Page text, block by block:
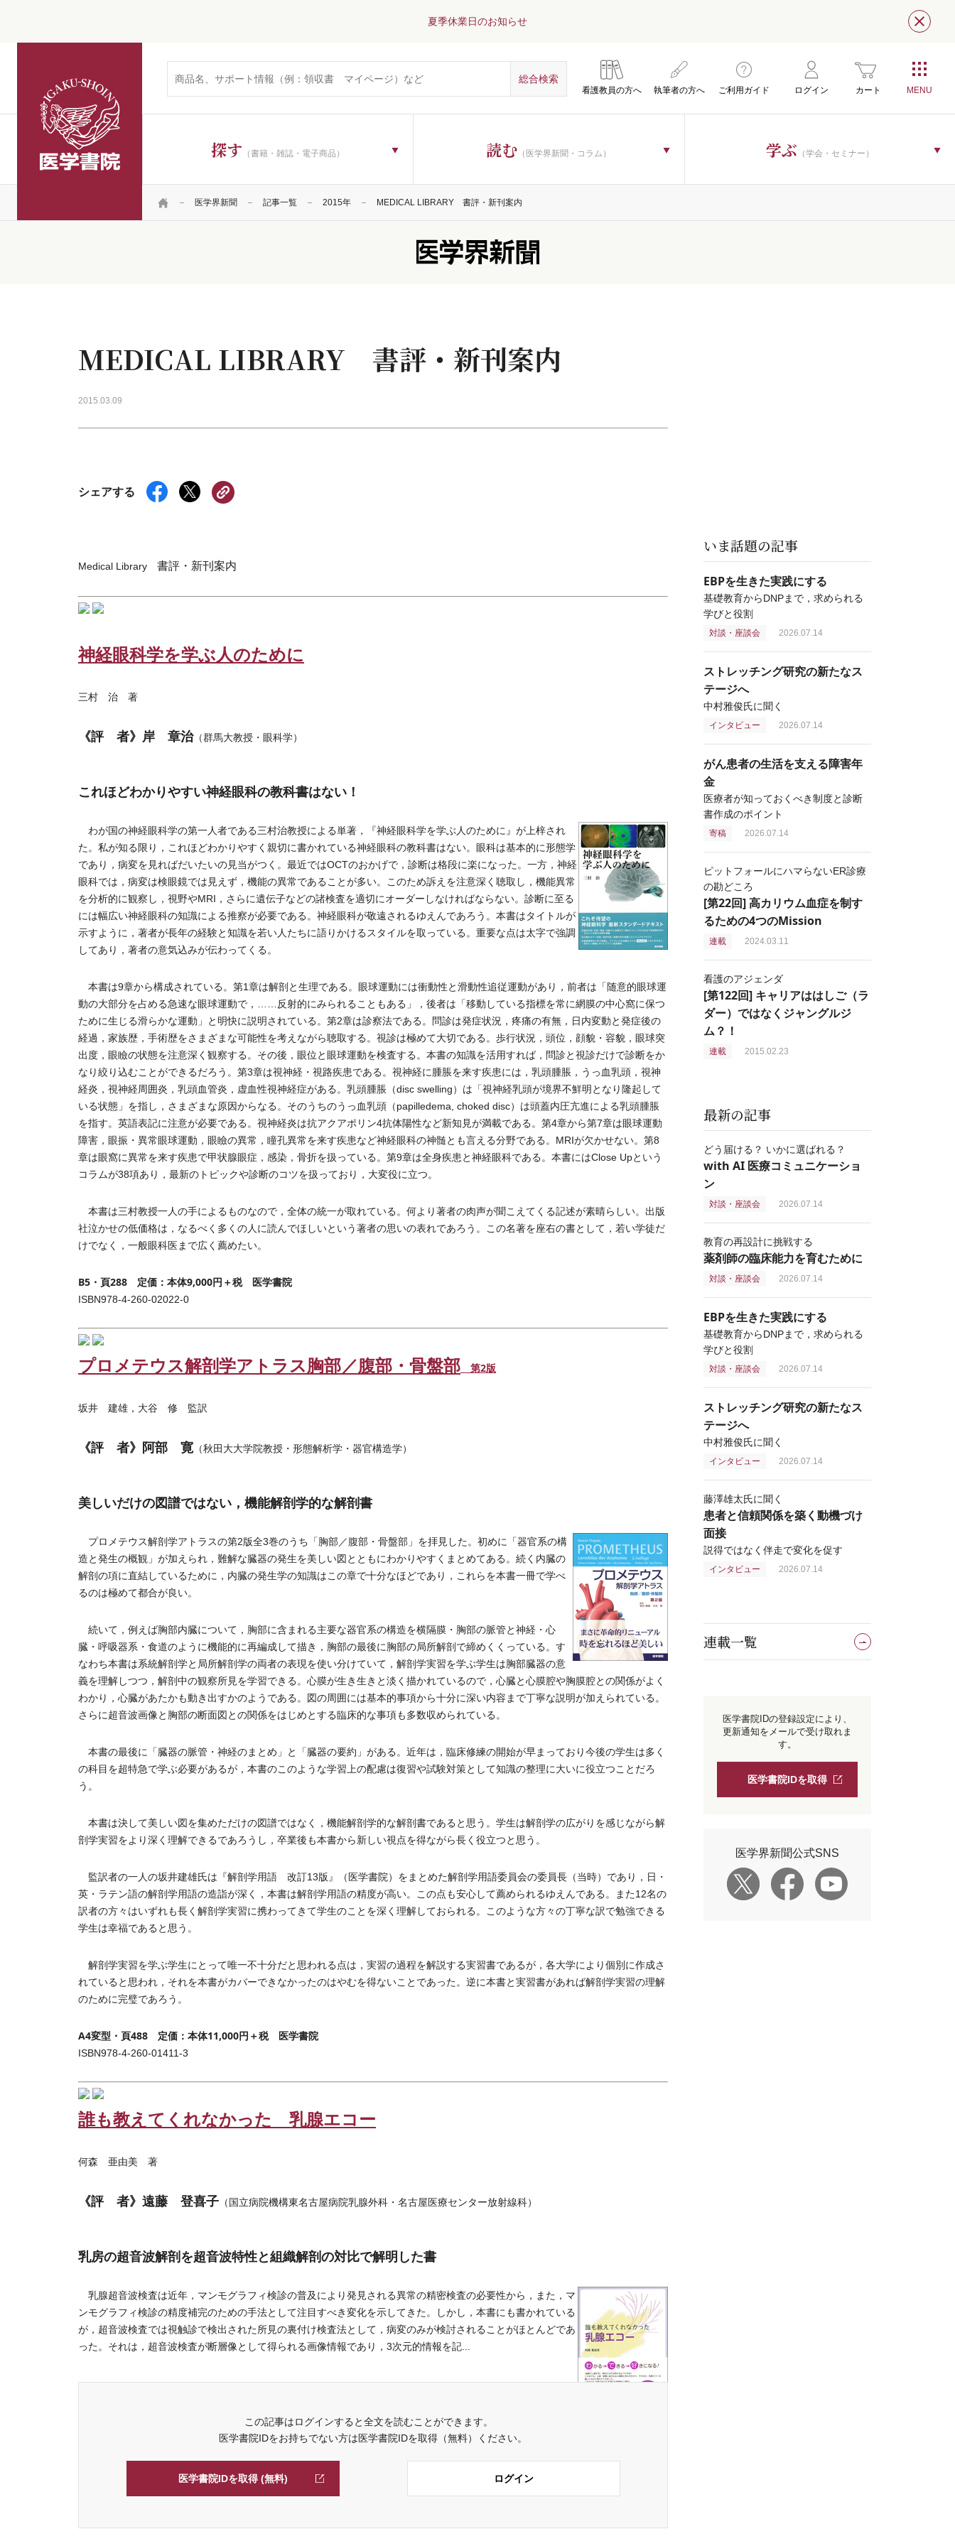
夏季休業日のお知らせ 閉じ
看護教員の方へ 執筆者の方へ ご利用ガイド ログイン カート
探す （書籍・雑誌・電子商品） 読む （医学界新聞・コラム） 学ぶ （学会・セミナー）
HOME 医学界新聞 記事一覧 2015年 MEDICAL LIBRARY 書評・新刊案内
MEDICAL LIBRARY 書評・新刊案内
2015.03.09
シェアする
Medical Library 書評・新刊案内
神経眼科学を学ぶ人のために
三村 治 著
《評 者》岸 章治（群馬大教授・眼科学）
これほどわかりやすい神経眼科の教科書はない！
わが国の神経眼科学の第一人者である三村治教授による単著，『神経眼科学を学ぶ人のために』が上梓され
た。私が知る限り，これほどわかりやすく親切に書かれている神経眼科の教科書はない。眼科は基本的に形態学
であり，病変を見ればだいたいの見当がつく。最近ではOCTのおかげで，診断は格段に楽になった。一方，神経
眼科では，病変は検眼鏡では見えず，機能の異常であることが多い。このため訴えを注意深く聴取し，機能異常
を分析的に観察し，視野やMRI，さらに遺伝子などの諸検査を適切にオーダーしなければならない。診断に至る
には幅広い神経眼科の知識による推察が必要である。神経眼科が敬遠されるゆえんであろう。本書はタイトルが
示すように，著者が長年の経験と知識を若い人たちに語りかけるスタイルを取っている。重要な点は太字で強調
してあり，著者の意気込みが伝わってくる。
本書は9章から構成されている。第1章は解剖と生理である。眼球運動には衝動性と滑動性追従運動があり，前者は「随意的眼球運
動の大部分を占める急速な眼球運動で，……反射的にみられることもある」，後者は「移動している指標を常に網膜の中心窩に保つ
ために生じる滑らかな運動」と明快に説明されている。第2章は診察法である。問診は発症状況，疼痛の有無，日内変動と発症後の
経過，家族歴，手術歴をさまざまな可能性を考えながら聴取する。視診は極めて大切である。歩行状況，頭位，顔貌・容貌，眼球突
出度，眼瞼の状態を注意深く観察する。その後，眼位と眼球運動を検査する。本書の知識を活用すれば，問診と視診だけで診断をか
なり絞り込むことができるだろう。第3章は視神経・視路疾患である。視神経に腫脹を来す疾患には，乳頭腫脹，うっ血乳頭，視神
経炎，視神経周囲炎，乳頭血管炎，虚血性視神経症がある。乳頭腫脹（disc swelling）は「視神経乳頭が境界不鮮明となり隆起して
いる状態」を指し，さまざまな原因からなる。そのうちのうっ血乳頭（papilledema, choked disc）は頭蓋内圧亢進による乳頭腫脹
を指す。英語表記に注意が必要である。視神経炎は抗アクアポリン4抗体陽性など新知見が満載である。第4章から第7章は眼球運動
障害，眼振・異常眼球運動，眼瞼の異常，瞳孔異常を来す疾患など神経眼科の神髄とも言える分野である。MRIが欠かせない。第8
章は眼窩に異常を来す疾患で甲状腺眼症，感染，骨折を扱っている。第9章は全身疾患と神経眼科である。本書にはClose Upという
コラムが38項あり，最新のトピックや診断のコツを扱っており，大変役に立つ。
本書は三村教授一人の手によるものなので，全体の統一が取れている。何より著者の肉声が聞こえてくる記述が素晴らしい。出版
社泣かせの低価格は，なるべく多くの人に読んでほしいという著者の思いの表れであろう。この名著を座右の書として，若い学徒だ
けでなく，一般眼科医まで広く薦めたい。
B5・頁288 定価：本体9,000円＋税 医学書院
ISBN978-4-260-02022-0
プロメテウス解剖学アトラス胸部／腹部・骨盤部 第2版
坂井 建雄，大谷 修 監訳
《評 者》阿部 寛（秋田大大学院教授・形態解析学・器官構造学）
美しいだけの図譜ではない，機能解剖学的な解剖書
プロメテウス解剖学アトラスの第2版全3巻のうち「胸部／腹部・骨盤部」を拝見した。初めに「器官系の構
造と発生の概観」が加えられ，難解な臓器の発生を美しい図とともにわかりやすくまとめてある。続く内臓の
解剖の項に直結しているために，内臓の発生学の知識はこの章で十分なほどであり，これらを本書一冊で学べ
るのは極めて都合が良い。
続いて，例えば胸部内臓について，胸部に含まれる主要な器官系の構造を横隔膜・胸部の脈管と神経・心
臓・呼吸器系・食道のように機能的に再編成して描き，胸部の最後に胸部の局所解剖で締めくくっている。す
なわち本書は系統解剖学と局所解剖学の両者の表現を使い分けていて，解剖学実習を学ぶ学生は胸部臓器の意
義を理解しつつ，解剖中の観察所見を学習できる。心膜が生き生きと淡く描かれているので，心臓と心膜腔や胸膜腔との関係がよく
わかり，心臓があたかも動き出すかのようである。図の周囲には基本的事項から十分に深い内容まで丁寧な説明が加えられている。
さらに超音波画像と胸部の断面図との関係をはじめとする臨床的な事項も多数収められている。
本書の最後に「臓器の脈管・神経のまとめ」と「臓器の要約」がある。近年は，臨床修練の開始が早まっており今後の学生は多く
の科目を超特急で学ぶ必要があるが，本書のこのような学習上の配慮は復習や試験対策として知識の整理に大いに役立つことだろ
う。
本書は決して美しい図を集めただけの図譜ではなく，機能解剖学的な解剖書であると思う。学生は解剖学の広がりを感じながら解
剖学実習をより深く理解できるであろうし，卒業後も本書から新しい視点を得ながら長く役立つと思う。
監訳者の一人の坂井建雄氏は『解剖学用語 改訂13版』（医学書院）をまとめた解剖学用語委員会の委員長（当時）であり，日・
英・ラテン語の解剖学用語の造詣が深く，本書は解剖学用語の精度が高い。この点も安心して薦められるゆえんである。また12名の
訳者の方々はいずれも長く解剖学実習に携わってきて学生のことを深く理解しておられる。このような方々の丁寧な訳で勉強できる
学生は幸福であると思う。
解剖学実習を学ぶ学生にとって唯一不十分だと思われる点は，実習の過程を解説する実習書であるが，各大学により個別に作成さ
れていると思われ，それを本書がカバーできなかったのはやむを得ないことであった。逆に本書と実習書があれば解剖学実習の理解
のために完璧であろう。
A4変型・頁488 定価：本体11,000円＋税 医学書院
ISBN978-4-260-01411-3
誰も教えてくれなかった 乳腺エコー
何森 亜由美 著
《評 者》遠藤 登喜子 （国立病院機構東名古屋病院乳腺外科・名古屋医療センター放射線科）
乳房の超音波解剖を超音波特性と組織解剖の対比で解明した書
乳腺超音波検査は近年，マンモグラフィ検診の普及により発見される異常の精密検査の必要性から，また，マ
ンモグラフィ検診の精度補完のための手法として注目すべき変化を示してきた。しかし，本書にも書かれている
が，超音波検査では視触診で検出された所見の裏付け検査法として，病変のみが検討されることがほとんどであ
った。それは，超音波検査が断層像として得られる画像情報であり，3次元的情報を記...
この記事はログインすると全文を読むことができます。
医学書院IDをお持ちでない方は医学書院IDを取得（無料）ください。
医学書院IDを取得 (無料) ログイン
いま話題の記事
EBPを生きた実践にする
基礎教育からDNPまで，求められる
学びと役割
対談・座談会 2026.07.14
ストレッチング研究の新たなス
テージへ
中村雅俊氏に聞く
インタビュー 2026.07.14
がん患者の生活を支える障害年
金
医療者が知っておくべき制度と診断
書作成のポイント
寄稿 2026.07.14
ピットフォールにハマらないER診療
の勘どころ
[第22回] 高カリウム血症を制す
るための4つのMission
連載 2024.03.11
看護のアジェンダ
[第122回] キャリアははしご（ラ
ダー）ではなくジャングルジ
ム？！
連載 2015.02.23
最新の記事
どう届ける？ いかに選ばれる？
with AI 医療コミュニケーショ
ン
対談・座談会 2026.07.14
教育の再設計に挑戦する
薬剤師の臨床能力を育むために
対談・座談会 2026.07.14
EBPを生きた実践にする
基礎教育からDNPまで，求められる
学びと役割
対談・座談会 2026.07.14
ストレッチング研究の新たなス
テージへ
中村雅俊氏に聞く
インタビュー 2026.07.14
藤澤雄太氏に聞く
患者と信頼関係を築く動機づけ
面接
説得ではなく伴走で変化を促す
インタビュー 2026.07.14
連載一覧
医学書院IDの登録設定により、
更新通知をメールで受け取れま
す。
医学書院IDを取得
医学界新聞公式SNS